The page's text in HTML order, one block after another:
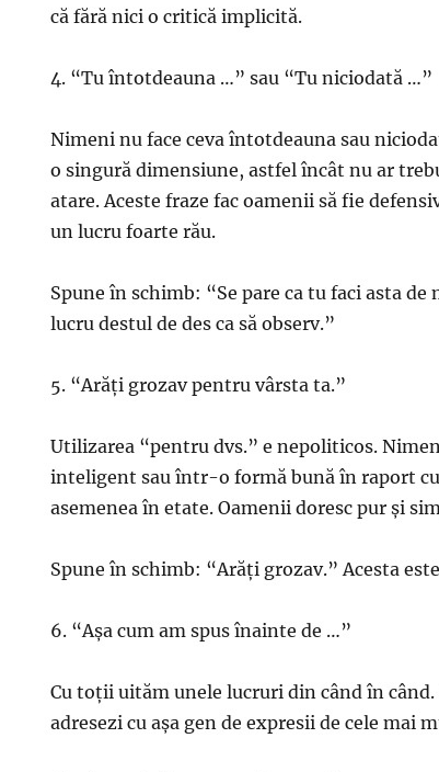
că fără nici o critică implicită.
4. “Tu întotdeauna …” sau “Tu niciodată …”
Nimeni nu face ceva întotdeauna sau
o singură dimensiune, astfel încât nu ar
atare. Aceste fraze fac oamenii să fie
un lucru foarte rău.
Spune în schimb: “Se pare ca tu faci asta de
lucru destul de des ca să observ.”
5. “Arăți grozav pentru vârsta ta.”
Utilizarea “pentru dvs.” e nepoliticos.
inteligent sau într-o formă bună în raport cu
asemenea în etate. Oamenii doresc pur și
Spune în schimb: “Arăți grozav.” Acesta
6. “Așa cum am spus înainte de …”
Cu toții uităm unele lucruri din când în
adresezi cu așa gen de expresii de cele mai